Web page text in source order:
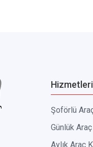
Şoförlü
Günlük
Aylık Araç